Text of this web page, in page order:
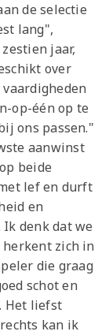
de selectie
lang",
jaar,
over
op-één op te
ons passen."
aanwinst
beide
lef en durft
en
denk dat we
herkent zich in
die graag
schot en
Het liefst
kan ik